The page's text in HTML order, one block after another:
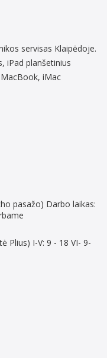
servisas Klaipėdoje.
iPad planšetinius
iMac
pasažo) Darbo laikas:
Plius) I-V: 9 - 18 VI- 9-